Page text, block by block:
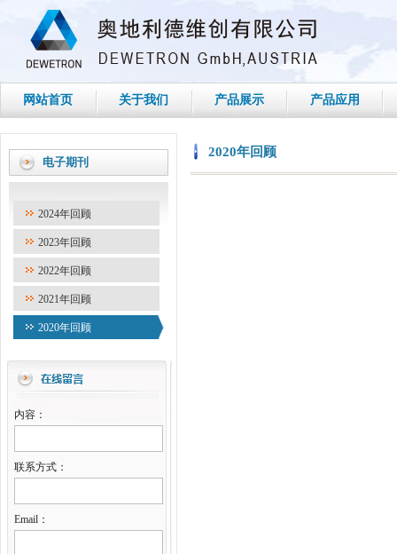
网站首页 关于我们 产品展示 产品应用
电子期刊
2024年回顾
2023年回顾
2022年回顾
2021年回顾
2020年回顾
内容：
联系方式：
Email：
2020年回顾